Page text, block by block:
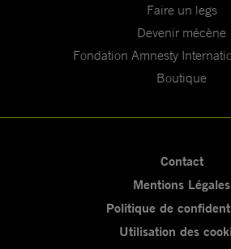
Faire un legs
Devenir mécène
Fondation Amnesty
Boutique
Contact
Mentions Légales
Politique de
Utilisation des